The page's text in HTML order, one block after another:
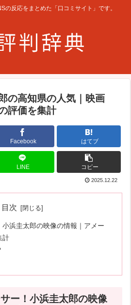
の反応をまとめた「口コミサイト」です。
の高知県の人気｜映画
評価を集計
Facebook はてブ
LINE コピー
2025.12.22
目次
浜圭太郎の映像の情報｜アメー
計
ー！小浜圭太郎の映像